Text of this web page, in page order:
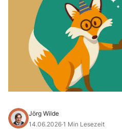
Jörg Wilde
14.06.2026·1 Min Lesezeit